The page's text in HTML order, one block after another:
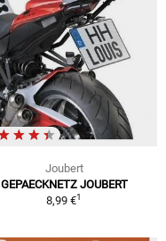
Joubert
GEPAECKNETZ JOUBERT
8,99 €1